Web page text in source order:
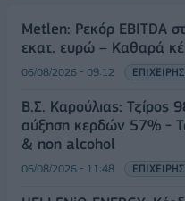
Metlen: Ρεκόρ EBITDA
εκατ. ευρώ – Καθαρά
06/08/2026 - 09:12
Β.Σ. Καρούλιας: Τζίρος
αύξηση κερδών 57% -
& non alcohol
06/08/2026 - 11:48